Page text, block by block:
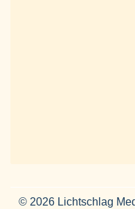
© 2026 Lichtschlag